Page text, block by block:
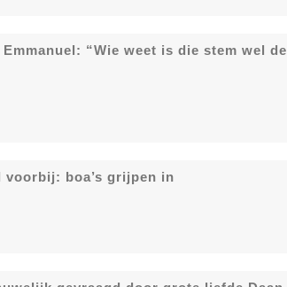
“Wie weet is die stem wel de
boa’s grijpen in